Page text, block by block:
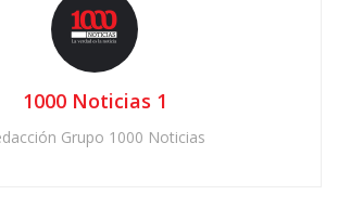
1000 Noticias 1
Grupo 1000 Noticias